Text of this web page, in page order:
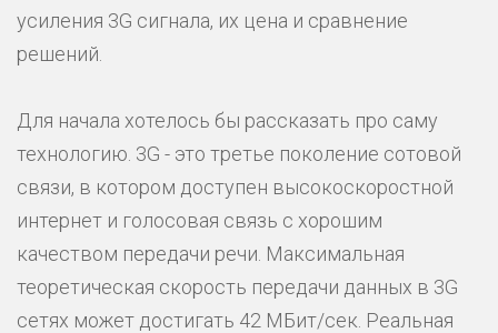
усиления 3G сигнала, их цена и сравнение
решений.
Для начала хотелось бы рассказать про саму
технологию. 3G - это третье поколение сотовой
связи, в котором доступен высокоскоростной
интернет и голосовая связь с хорошим
качеством передачи речи. Максимальная
теоретическая скорость передачи данных в 3G
сетях может достигать 42 МБит/сек. Реальная